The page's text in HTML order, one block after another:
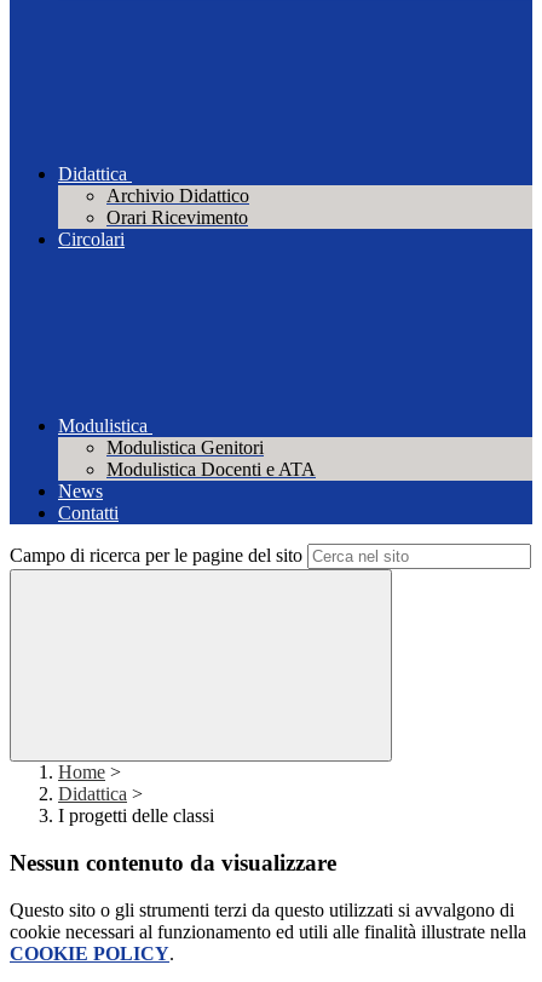
Didattica
Archivio Didattico
Orari Ricevimento
Circolari
Modulistica
Modulistica Genitori
Modulistica Docenti e ATA
News
Contatti
Campo di ricerca per le pagine del sito
Home >
Didattica >
I progetti delle classi
Nessun contenuto da visualizzare
Questo sito o gli strumenti terzi da questo utilizzati si avvalgono di
cookie necessari al funzionamento ed utili alle finalità illustrate nella
COOKIE POLICY.